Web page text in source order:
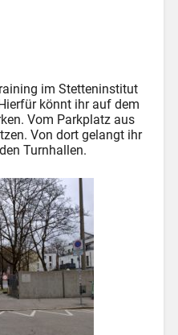
im Stetteninstitut
könnt ihr auf dem
Vom Parkplatz aus
Von dort gelangt ihr
Turnhallen.